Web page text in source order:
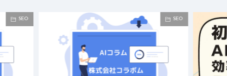
SEO SEO